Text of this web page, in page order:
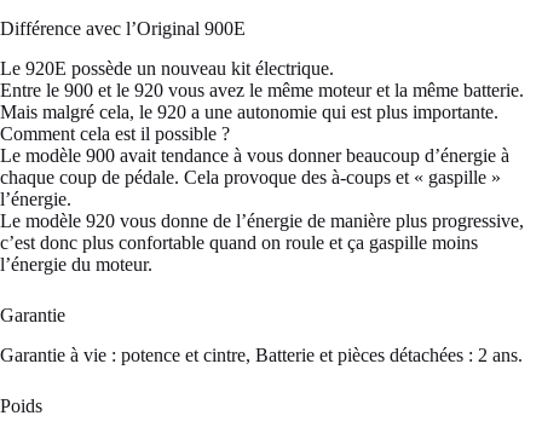
Différence avec l’Original 900E
Le 920E possède un nouveau kit électrique.
Entre le 900 et le 920 vous avez le même moteur et la même batterie.
Mais malgré cela, le 920 a une autonomie qui est plus importante.
Comment cela est il possible ?
Le modèle 900 avait tendance à vous donner beaucoup d’énergie à
chaque coup de pédale. Cela provoque des à-coups et « gaspille »
l’énergie.
Le modèle 920 vous donne de l’énergie de manière plus progressive,
c’est donc plus confortable quand on roule et ça gaspille moins
l’énergie du moteur.
Garantie
Garantie à vie : potence et cintre, Batterie et pièces détachées : 2 ans.
Poids